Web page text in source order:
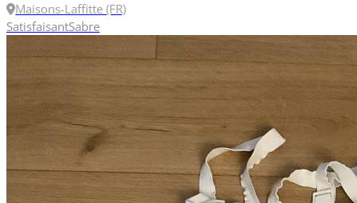
Maisons-Laffitte (FR)
SatisfaisantSabre